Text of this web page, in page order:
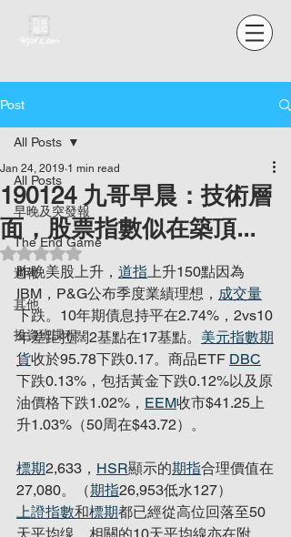
Post
All Posts
早晚及突發報
The End Game
週報
其他
投資班課程
All Posts
190124 九哥早晨：技術層
面，股票指數似在築頂...
Jan 24, 2019 1 min read
Rated NaN out of 5 stars.
昨晚美股上升， 道指上升150點因為
IBM，P&G公布季度業績理想， 成交量
下跌。10年期債息持平在2.74%，2vs10
年差距拉闊2基點在17基點。 美元指數期
貨收於95.78下跌0.17。商品ETF DBC
下跌0.13%，包括黃金下跌0.12%以及原
油價格下跌1.02%， EEM收市$41.25上
升1.03%（50周在$43.72）。
標期2,633， HSR顯示的期指合理價值在
27,080。（期指26,953低水127）
上證指數和標期都已經從高位回落至50